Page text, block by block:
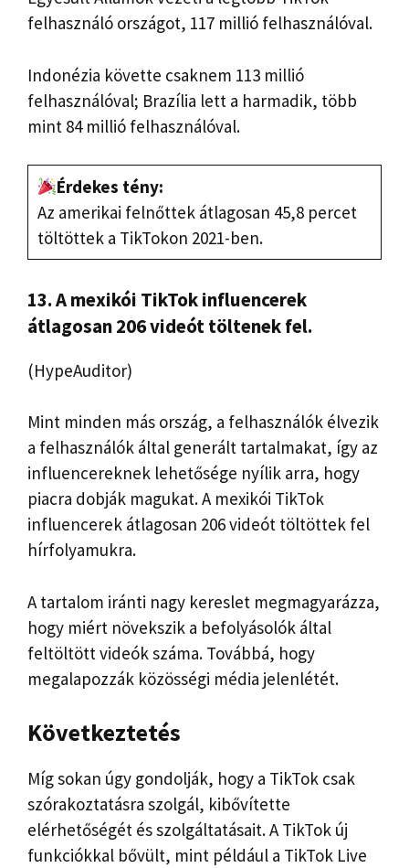
felhasználó országot, 117 millió felhasználóval.
Indonézia követte csaknem 113 millió
felhasználóval; Brazília lett a harmadik, több
mint 84 millió felhasználóval.
Érdekes tény:
Az amerikai felnőttek átlagosan 45,8 percet
töltöttek a TikTokon 2021-ben.
13. A mexikói TikTok influencerek
átlagosan 206 videót töltenek fel.
(HypeAuditor)
Mint minden más ország, a felhasználók élvezik
a felhasználók által generált tartalmakat, így az
influencereknek lehetősége nyílik arra, hogy
piacra dobják magukat. A mexikói TikTok
influencerek átlagosan 206 videót töltöttek fel
hírfolyamukra.
A tartalom iránti nagy kereslet megmagyarázza,
hogy miért növekszik a befolyásolók által
feltöltött videók száma. Továbbá, hogy
megalapozzák közösségi média jelenlétét.
Következtetés
Míg sokan úgy gondolják, hogy a TikTok csak
szórakoztatásra szolgál, kibővítette
elérhetőségét és szolgáltatásait. A TikTok új
funkciókkal bővült, mint például a TikTok Live